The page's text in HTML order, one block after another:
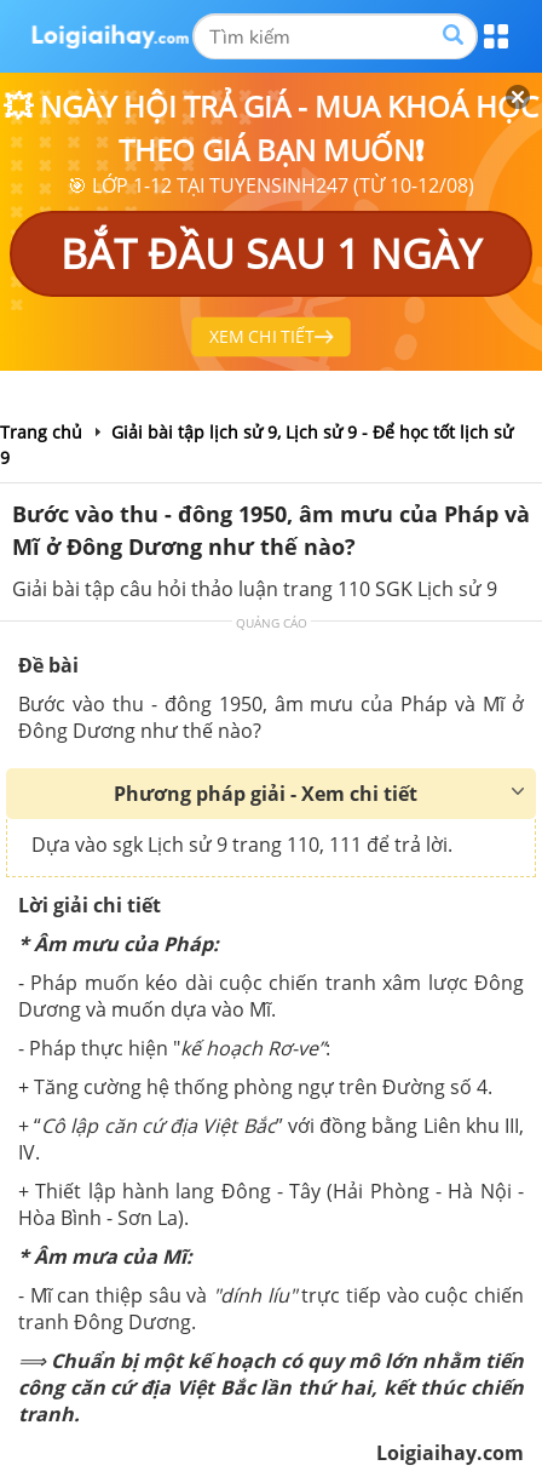
💥 NGÀY HỘI TRẢ GIÁ - MUA KHOÁ HỌC
THEO GIÁ BẠN MUỐN❗
🎯 LỚP 1-12 TẠI TUYENSINH247 (TỪ 10-12/08)
BẮT ĐẦU SAU 1 NGÀY
XEM CHI TIẾT
Trang chủ
Giải bài tập lịch sử 9, Lịch sử 9 - Để học tốt lịch sử
9
Bước vào thu - đông 1950, âm mưu của Pháp và
Mĩ ở Đông Dương như thế nào?
Giải bài tập câu hỏi thảo luận trang 110 SGK Lịch sử 9
QUẢNG CÁO
Đề bài
Bước vào thu - đông 1950, âm mưu của Pháp và Mĩ ở
Đông Dương như thế nào?
Phương pháp giải - Xem chi tiết
Dựa vào sgk Lịch sử 9 trang 110, 111 để trả lời.
Lời giải chi tiết
* Âm mưu của Pháp:
- Pháp muốn kéo dài cuộc chiến tranh xâm lược Đông
Dương và muốn dựa vào Mĩ.
- Pháp thực hiện "kế hoạch Rơ-ve”:
+ Tăng cường hệ thống phòng ngự trên Đường số 4.
+ “Cô lập căn cứ địa Việt Bắc” với đồng bằng Liên khu III,
IV.
+ Thiết lập hành lang Đông - Tây (Hải Phòng - Hà Nội -
Hòa Bình - Sơn La).
* Âm mưa của Mĩ:
- Mĩ can thiệp sâu và "dính líu"trực tiếp vào cuộc chiến
tranh Đông Dương.
⟹ Chuẩn bị một kế hoạch có quy mô lớn nhằm tiến
công căn cứ địa Việt Bắc lần thứ hai, kết thúc chiến
tranh.
Loigiaihay.com